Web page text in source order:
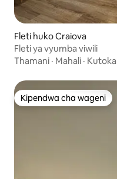
Fleti huko Craiova
Fleti ya vyumba viwili
Thamani · Mahali · Kutoka
Kipendwa cha wageni
Kipendwa cha wageni